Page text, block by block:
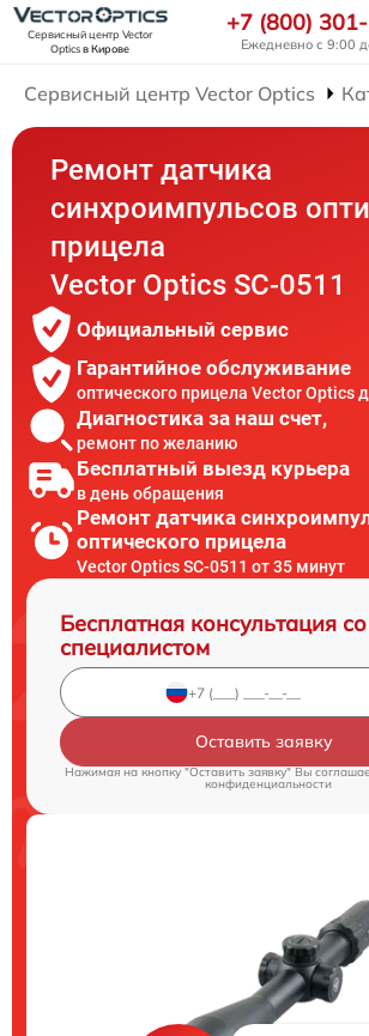
Сервисный центр Vector
Opticsв Кирове
+7 (800)
Ежедневно с 9:00
Сервисный центр Vector Optics
Ремонт датчика
синхроимпульсов
прицела
Vector Optics SC-0511
Официальный сервис
Гарантийное обслуживание
оптического прицела Vector Optics
Диагностика за наш счет,
ремонт по желанию
Бесплатный выезд курьера
в день обращения
Ремонт датчика
оптического прицела
Vector Optics SC-0511 от 35 минут
Бесплатная консультация со
специалистом
Оставить заявку
Нажимая на кнопку "Оставить заявку" Вы
конфиденциальности